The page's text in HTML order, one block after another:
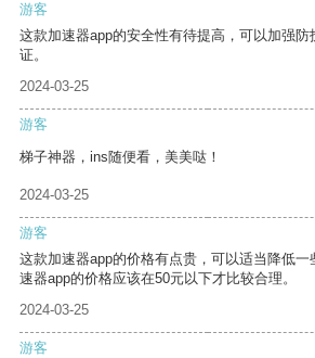
游客
这款加速器app的安全性有待提高，可以加强
证。
2024-03-25
游客
梯子神器，ins随便看，美美哒！
2024-03-25
游客
这款加速器app的价格有点贵，可以适当降低
速器app的价格应该在50元以下才比较合理。
2024-03-25
游客